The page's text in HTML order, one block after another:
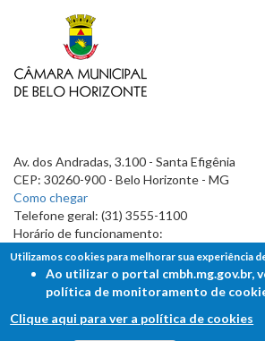
Av. dos Andradas, 3.100 - Santa Efigênia
CEP: 30260-900 - Belo Horizonte - MG
Como chegar
Telefone geral: (31) 3555-1100
Horário de funcionamento:
7h às 19h
Utilizamos cookies para melhorar sua experiência
Ao utilizar o portal cmbh.mg.gov.br,
política de monitoramento de
Clique aqui para ver a política de cookies